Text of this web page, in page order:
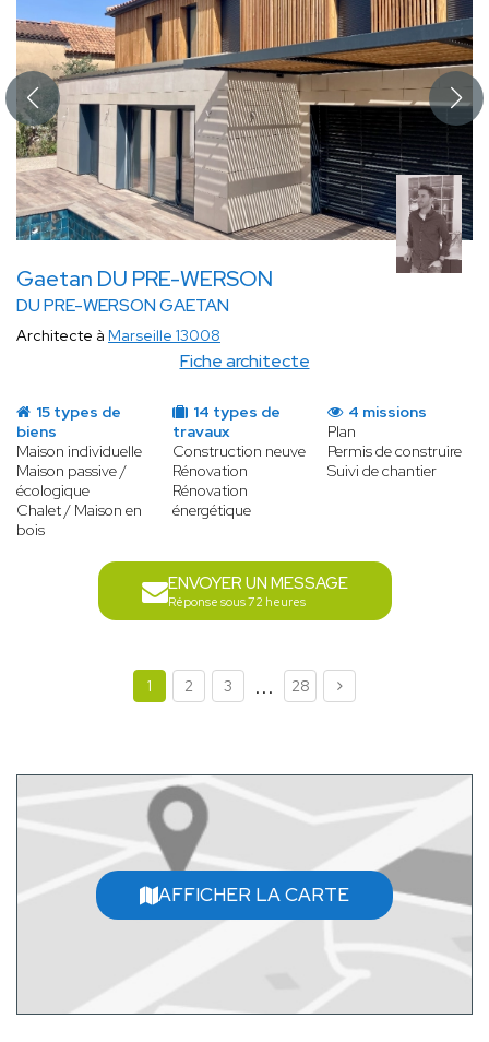
Gaetan DU PRE-WERSON
DU PRE-WERSON GAETAN
Fiche architecte
Architecte à Marseille 13008
15 types de
biens
Maison individuelle
Maison passive /
écologique
Chalet / Maison en
bois
14 types de
travaux
Construction neuve
Rénovation
Rénovation
énergétique
4 missions
Plan
Permis de construire
Suivi de chantier
ENVOYER UN MESSAGE
Réponse sous 72 heures
1 2 3 ... 28
AFFICHER LA CARTE